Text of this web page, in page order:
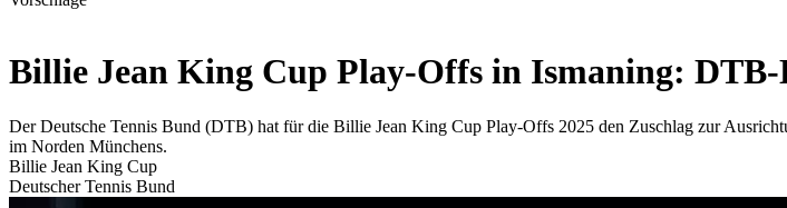
Billie Jean King Cup Play-Offs in Ismaning: DTB-
Der Deutsche Tennis Bund (DTB) hat für die Billie Jean King Cup Play-Offs 2025 den Zuschlag zur
im Norden Münchens.
Billie Jean King Cup
Deutscher Tennis Bund